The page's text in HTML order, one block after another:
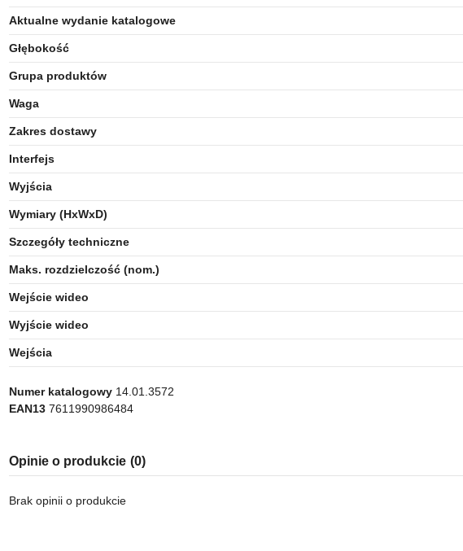
Aktualne wydanie katalogowe
Głębokość
Grupa produktów
Waga
Zakres dostawy
Interfejs
Wyjścia
Wymiary (HxWxD)
Szczegóły techniczne
Maks. rozdzielczość (nom.)
Wejście wideo
Wyjście wideo
Wejścia
Numer katalogowy 14.01.3572
EAN13 7611990986484
Opinie o produkcie (0)
Brak opinii o produkcie